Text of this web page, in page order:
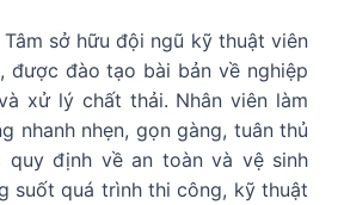
sở hữu đội ngũ kỹ thuật viên
được đào tạo bài bản về nghiệp
xử lý chất thải. Nhân viên làm
nhanh nhẹn, gọn gàng, tuân thủ
quy định về an toàn và vệ sinh
suốt quá trình thi công, kỹ thuật